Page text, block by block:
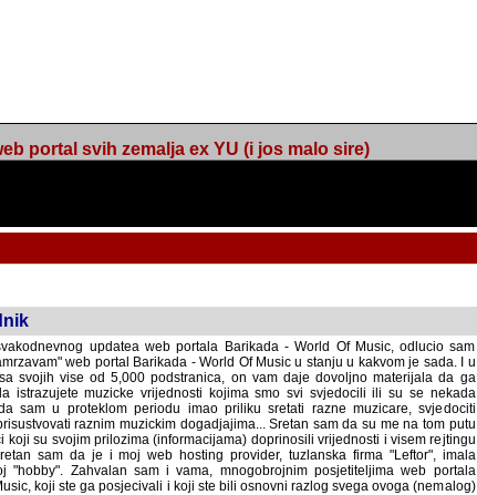
portal svih zemalja ex YU (i jos malo sire)
updatea web portala Barikada - World Of Music, odlucio sam
web portal Barikada - World Of Music u stanju u kakvom je sada. I u
svojih vise od 5,000 podstranica, on vam daje dovoljno materijala da ga
istrazujete muzicke vrijednosti kojima smo svi svjedocili ili su se nekada desile.
proteklom periodu imao priliku sretati razne muzicare, svjedociti njihovim
raznim muzickim dogadjajima... Sretan sam da su me na tom putu pratili
svojim prilozima (informacijama) doprinosili vrijednosti i visem rejtingu ovog
sam da je i moj web hosting provider, tuzlanska firma "Leftor", imala
"hobby". Zahvalan sam i vama, mnogobrojnim posjetiteljima web portala
koji ste ga posjecivali i koji ste bili osnovni razlog svega ovoga (nemalog)